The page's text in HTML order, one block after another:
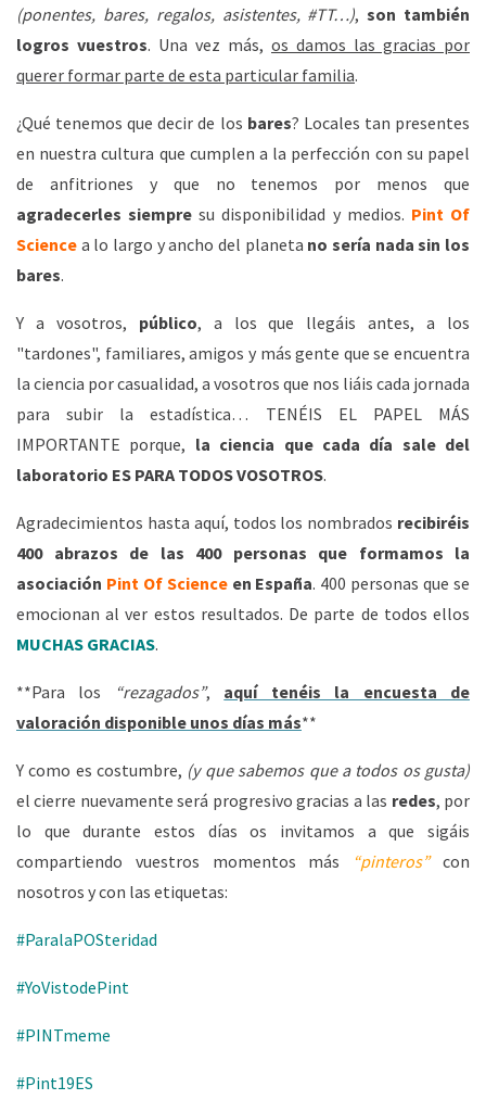
(ponentes, bares, regalos, asistentes, #TT…),son también
logros vuestros. Una vez más, os damos las gracias por
querer formar parte de esta particular familia.
¿Qué tenemos que decir de los bares? Locales tan presentes
en nuestra cultura que cumplen a la perfección con su papel
de anfitriones y que no tenemos por menos que
agradecerles siempre su disponibilidad y medios. Pint Of
Science a lo largo y ancho del planeta no sería nada sin los
bares.
Y a vosotros, público, a los que llegáis antes, a los
"tardones", familiares, amigos y más gente que se encuentra
la ciencia por casualidad, a vosotros que nos liáis cada jornada
para subir la estadística… TENÉIS EL PAPEL MÁS
IMPORTANTE porque, la ciencia que cada día sale del
laboratorio ES PARA TODOS VOSOTROS.
Agradecimientos hasta aquí, todos los nombrados recibiréis
400 abrazos de las 400 personas que formamos la
asociación Pint Of Scienceen España. 400 personas que se
emocionan al ver estos resultados. De parte de todos ellos
MUCHAS GRACIAS.
**Para los “rezagados”, aquí tenéis la encuesta de
valoración disponible unos días más**
Y como es costumbre, (y que sabemos que a todos os gusta)
el cierre nuevamente será progresivo gracias a las redes, por
lo que durante estos días os invitamos a que sigáis
compartiendo vuestros momentos más
“pinteros”con
nosotros y con las etiquetas:
#ParalaPOSteridad
#YoVistodePint
#PINTmeme
#Pint19ES